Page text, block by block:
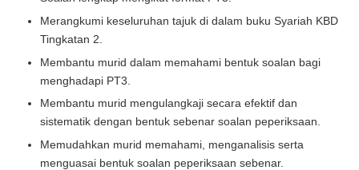
Merangkumi keseluruhan tajuk di dalam buku Syariah KBD
Tingkatan 2.
Membantu murid dalam memahami bentuk soalan bagi
menghadapi PT3.
Membantu murid mengulangkaji secara efektif dan
sistematik dengan bentuk sebenar soalan peperiksaan.
Memudahkan murid memahami, menganalisis serta
menguasai bentuk soalan peperiksaan sebenar.